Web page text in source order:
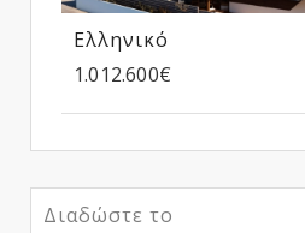
Ελληνικό
1.012.600€
Διαδώστε το